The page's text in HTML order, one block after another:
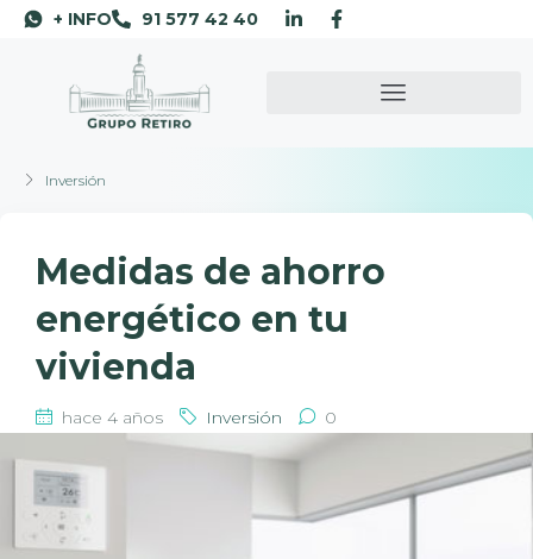
+ INFO 91 577 42 40
Inversión
Medidas de ahorro
energético en tu
vivienda
hace 4 años Inversión 0